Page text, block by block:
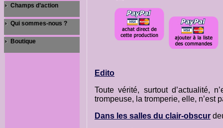
Edito
Toute vérité, surtout d’actualité,
trompeuse, la tromperie, elle, n’est
Dans les salles du clair-obscur
Champs d’action
Qui sommes-nous ?
Boutique